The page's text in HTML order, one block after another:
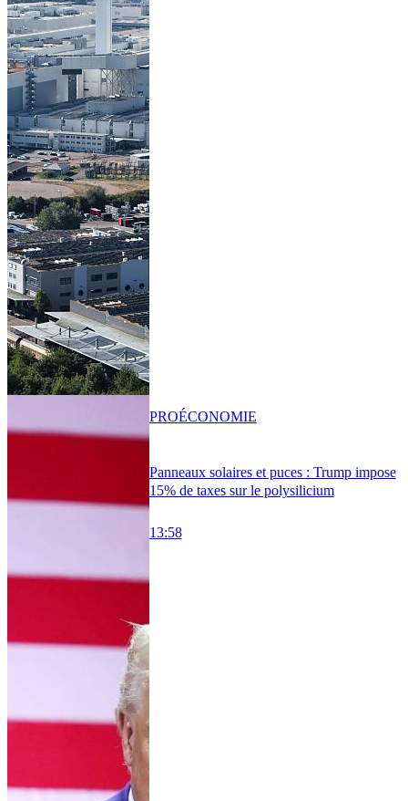
Panneaux solaires et puces : Trump impose
15% de taxes sur le polysilicium
13:58
PROÉCONOMIE